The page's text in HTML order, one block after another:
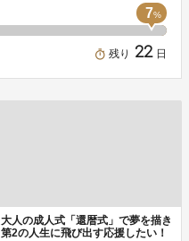
7%
残り 22 日
大人の成人式「還暦式」で夢を描き
第2の人生に飛び出す応援したい！